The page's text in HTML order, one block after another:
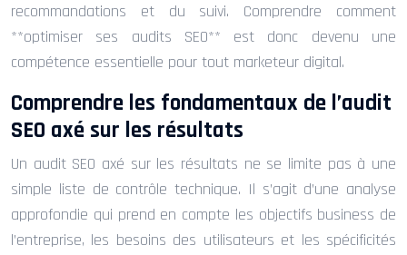
recommandations et du suivi. Comprendre comment
**optimiser ses audits SEO** est donc devenu une
compétence essentielle pour tout marketeur digital.
Comprendre les fondamentaux de l’audit
SEO axé sur les résultats
Un audit SEO axé sur les résultats ne se limite pas à une
simple liste de contrôle technique. Il s’agit d’une analyse
approfondie qui prend en compte les objectifs business de
l’entreprise, les besoins des utilisateurs et les spécificités